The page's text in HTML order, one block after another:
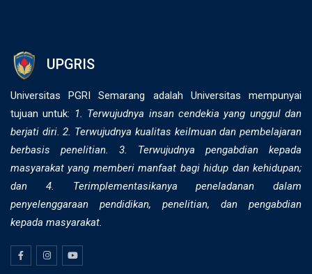
UPGRIS
Universitas PGRI Semarang adalah Universitas mempunyai
tujuan untuk: 1. Terwujudnya insan cendekia yang unggul dan
berjati diri. 2. ⁠Terwujudnya kualitas keilmuan dan pembelajaran
berbasis penelitian. 3. Terwujudnya pengabdian kepada
masyarakat yang memberi manfaat bagi hidup dan kehidupan;
dan 4. Terimplementasikanya peneladanan dalam
penyelenggaraan pendidikan, penelitian, dan pengabdian
kepada masyarakat.